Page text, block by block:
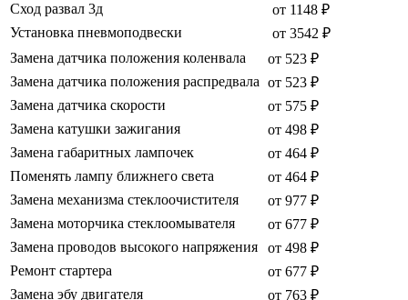
Сход развал 3д
от 1148 ₽
Установка пневмоподвески
от 3542 ₽
Замена датчика положения коленвала
от 523 ₽
Замена датчика положения распредвала от 523 ₽
Замена датчика скорости
от 575 ₽
Замена катушки зажигания
от 498 ₽
Замена габаритных лампочек
от 464 ₽
Поменять лампу ближнего света
от 464 ₽
Замена механизма стеклоочистителя
от 977 ₽
Замена моторчика стеклоомывателя
от 677 ₽
Замена проводов высокого напряжения
от 498 ₽
Ремонт стартера
от 677 ₽
Замена эбу двигателя
от 763 ₽